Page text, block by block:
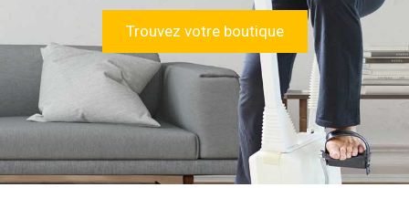
Trouvez votre boutique